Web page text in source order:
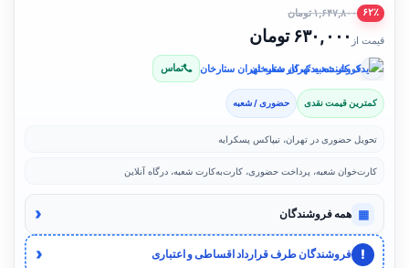
۶۲٪ ۱,۶۴۷,۸۰۰ تومان
قیمت از ۶۳۰,۰۰۰ تومان
فروشنده: یدک کار شعبه تهران ستارخان تماس
کمترین قیمت نقدی حضوری / شعبه
تحویل حضوری در تهران، تیپاکس پسکرایه
کارت‌خوان شعبه، پرداخت حضوری، کارت‌به‌کارت شعبه، درگاه آنلاین
▦ همه فروشندگان ‹
! فروشندگان طرف قرارداد اقساطی و اعتباری ‹